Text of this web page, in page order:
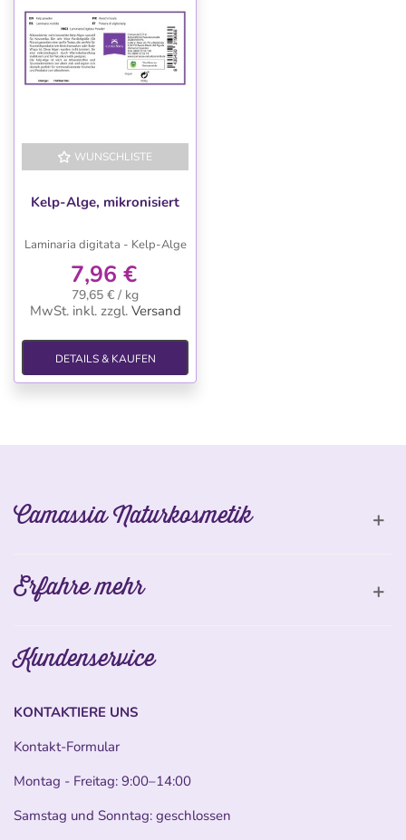
WUNSCHLISTE
Kelp-Alge, mikronisiert
Laminaria digitata - Kelp-Alge
7,96 €
79,65 € / kg
MwSt. inkl. zzgl. Versand
DETAILS & KAUFEN
Camassia Naturkosmetik
Erfahre mehr
Kundenservice
KONTAKTIERE UNS
Kontakt-Formular
Montag - Freitag: 9:00–14:00
Samstag und Sonntag: geschlossen